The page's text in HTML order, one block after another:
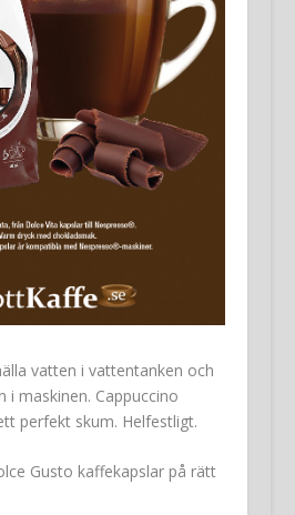
vatten i vattentanken och
i maskinen. Cappuccino
perfekt skum. Helfestligt.
Gusto kaffekapslar på rätt